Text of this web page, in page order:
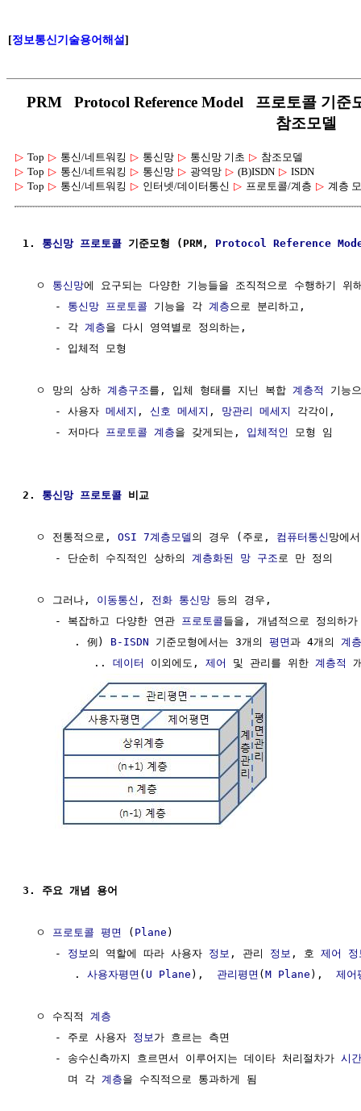
[정보통신기술용어해설]
PRM Protocol Reference Model 프로토콜 기준
참조모델
▷ Top ▷ 통신/네트워킹 ▷ 통신망 ▷ 통신망 기초 ▷ 참조모델
▷ Top ▷ 통신/네트워킹 ▷ 통신망 ▷ 광역망 ▷ (B)ISDN ▷ ISDN
▷ Top ▷ 통신/네트워킹 ▷ 인터넷/데이터통신 ▷ 프로토콜/계층 ▷ 계층
1. 통신망 프로토콜 기준모형 (PRM, Protocol Reference
  ㅇ
통신망에 요구되는 다양한 기능들을 조직적으로 수행하기 위
     -
통신망 프로토콜 기능을 각 계층 으로 분리하고,
     - 각
계층을 다시 영역별로 정의하는,
     - 입체적 모형
  ㅇ 망의 상하
계층구조를, 입체 형태를 지닌 복합 계층적
기능
     - 사용자
메세지 , 신호 메세지 , 망관리 메세지
각각이,
     - 저마다
프로토콜 계층을 갖게되는, 입체적인 모형 임
2. 통신망 프로토콜 비교
  ㅇ 전통적으로,
OSI 7계층모델 의 경우 (주로, 컴퓨터통신 망에
     - 단순히 수직적인 상하의
계층화된 망 구조 로 만 정의
  ㅇ 그러나,
이동통신 , 전화 통신망 등의 경우,
     - 복잡하고 다양한 연관
프로토콜들을, 개념적으로 정의하
        . 例)
B-ISDN 기준모형에서는 3개의 평면과 4개의 계층
           ..
데이터 이외에도, 제어 및 관리를 위한 계층적
3. 주요 개념 용어
  ㅇ
프로토콜 평면 ( Plane )
     -
정보 의 역할에 따라 사용자 정보 , 관리 정보 , 호 제어
정
        .
사용자평면 ( U Plane ), 관리평면 (M Plane ), 제어
  ㅇ 수직적
계층
     - 주로 사용자
정보 가 흐르는 측면
     - 송수신측까지 흐르면서 이루어지는 데이타 처리절차가
시간
       며 각
계층을 수직적으로 통과하게 됨